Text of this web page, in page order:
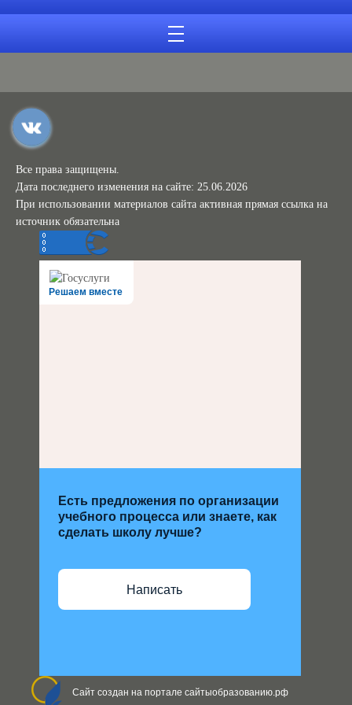
Все права защищены.
Дата последнего изменения на сайте: 25.06.2026
При использовании материалов сайта активная прямая ссылка на
источник обязательна
Решаем вместе
Есть предложения по организации
учебного процесса или знаете, как
сделать школу лучше?
Написать
Сайт создан на портале сайтыобразованию.рф